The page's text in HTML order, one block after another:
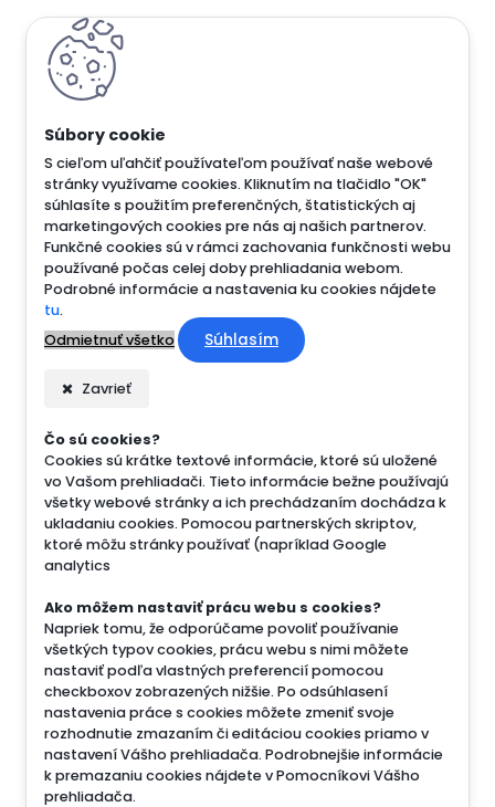
S cieľom uľahčiť používateľom používať naše webové
stránky využívame cookies. Kliknutím na tlačidlo "OK"
súhlasíte s použitím preferenčných, štatistických aj
marketingových cookies pre nás aj našich partnerov.
Funkčné cookies sú v rámci zachovania funkčnosti webu
používané počas celej doby prehliadania webom.
Podrobné informácie a nastavenia ku cookies nájdete
tu.
Odmietnuť všetko
Súhlasím
Zavrieť
Čo sú cookies?
Cookies sú krátke textové informácie, ktoré sú uložené
vo Vašom prehliadači. Tieto informácie bežne používajú
všetky webové stránky a ich prechádzaním dochádza k
ukladaniu cookies. Pomocou partnerských skriptov,
ktoré môžu stránky používať (napríklad Google
analytics
Ako môžem nastaviť prácu webu s cookies?
Napriek tomu, že odporúčame povoliť používanie
všetkých typov cookies, prácu webu s nimi môžete
nastaviť podľa vlastných preferencií pomocou
checkboxov zobrazených nižšie. Po odsúhlasení
nastavenia práce s cookies môžete zmeniť svoje
rozhodnutie zmazaním či editáciou cookies priamo v
nastavení Vášho prehliadača. Podrobnejšie informácie
k premazaniu cookies nájdete v Pomocníkovi Vášho
prehliadača.